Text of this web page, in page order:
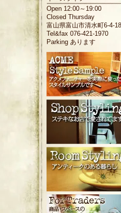
Open 12:00～19:00
Closed Thursday
富山県富山市清水町6-4-18
Tel&fax 076-421-1970
Parking あります